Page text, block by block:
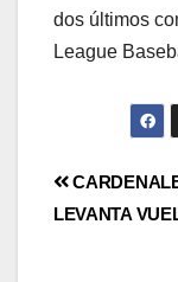
dos últimos
League
LEVANTA